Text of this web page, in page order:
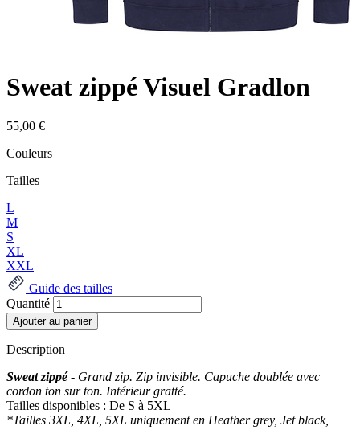
Sweat zippé Visuel Gradlon
55,00 €
Couleurs
Tailles
L
M
S
XL
XXL
Guide des tailles
Quantité
Description
Sweat zippé- Grand zip. Zip invisible. Capuche doublée avec
cordon ton sur ton. Intérieur gratté.
Tailles disponibles : De S à 5XL
*Tailles 3XL, 4XL, 5XL uniquement en Heather grey, Jet black,